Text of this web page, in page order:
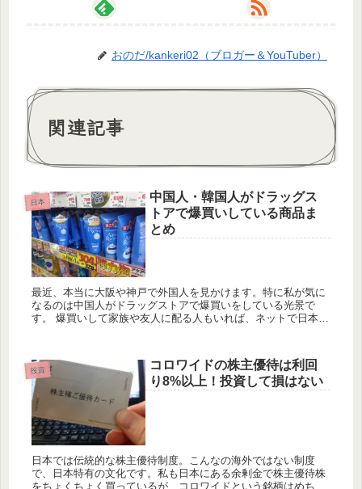
おのだ/kankeri02（ブロガー＆YouTuber）
関連記事
日本
中国人・韓国人がドラッグス
トアで爆買いしている商品ま
とめ
最近、本当に大阪や神戸で外国人を見かけます。特に私が気に
なるのは中国人がドラッグストアで爆買いをしている光景で
す。 爆買いして家族や友人に配る人もいれば、ネットで日本で
投資
コロワイドの株主優待は利回
り8%以上！投資して損はない
日本では伝統的な株主優待制度。こんなの海外ではない制度
で、日本特有の文化です。私も日本にある余剰金で株主優待株
をちょくちょく買っているが、コロワイドという銘柄はめちゃ